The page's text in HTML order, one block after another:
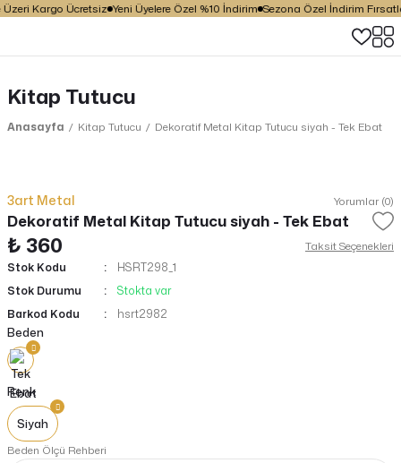
Kargo Ücretsiz Yeni Üyelere Özel %10 İndirim Sezona Özel İndirim Fırsatları
Kitap Tutucu
Anasayfa Kitap Tutucu Dekoratif Metal Kitap Tutucu siyah - Tek Ebat
3art Metal Yorumlar (0)
Dekoratif Metal Kitap Tutucu siyah - Tek Ebat
₺ 360
Taksit Seçenekleri
Stok Kodu
HSRT298_1
Stok Durumu
Stokta var
Barkod Kodu
hsrt2982
Beden
Renk
Siyah
Beden Ölçü Rehberi